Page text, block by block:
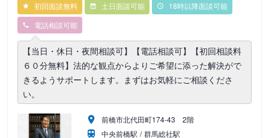
初回面談無料 土日面談可能
18時以降面談可能
電話相談可能
【当日・休日・夜間相談可】【電話相談可】【初回相談料
６０分無料】法的な観点からよりご希望に添った解決がで
きるようサポートします。まずはお気軽にご相談くださ
い。
前橋市北代田町174-43 2階
中央前橋駅
群馬総社駅